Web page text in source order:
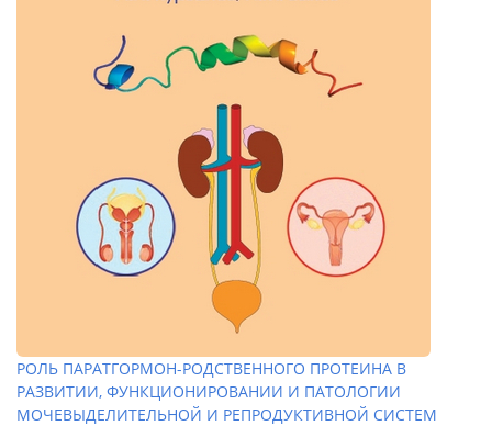
РОЛЬ ПАРАТГОРМОН-РОДСТВЕННОГО ПРОТЕИНА В
РАЗВИТИИ, ФУНКЦИОНИРОВАНИИ И ПАТОЛОГИИ
МОЧЕВЫДЕЛИТЕЛЬНОЙ И РЕПРОДУКТИВНОЙ СИСТЕМ